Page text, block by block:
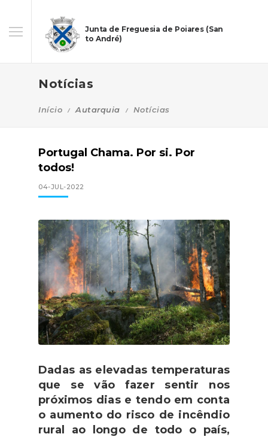
Junta de Freguesia de Poiares (San
to André)
Notícias
Início Autarquia Notícias
Portugal Chama. Por si. Por
todos!
04-JUL-2022
Dadas as elevadas temperaturas
que se vão fazer sentir nos
próximos dias e tendo em conta
o aumento do risco de incêndio
rural ao longo de todo o país,